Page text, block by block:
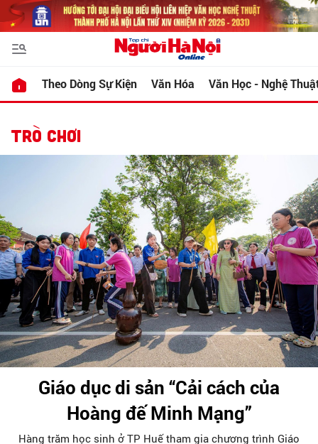
Theo Dòng Sự Kiện Văn Hóa Văn Học - Nghệ
TRÒ CHƠI
Giáo dục di sản “Cải cách của
Hoàng đế Minh Mạng”
Hàng trăm học sinh ở TP Huế tham gia chương trình Giáo